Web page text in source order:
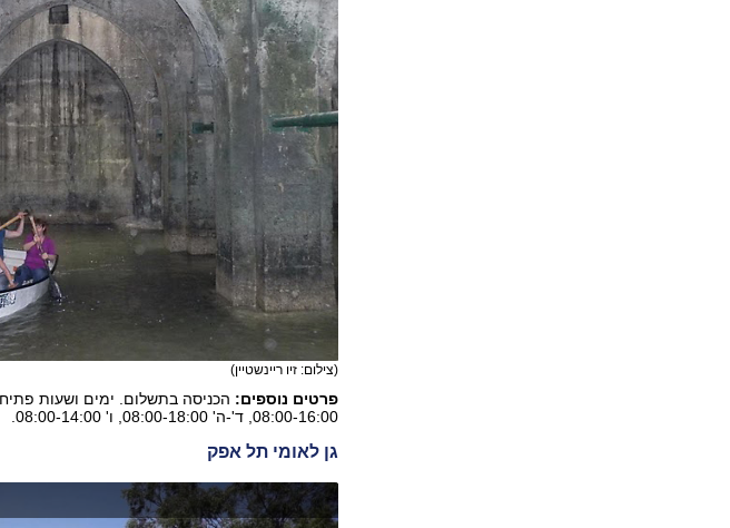
(צילום: זיו ריינשטיין)
פרטים נוספים: הכניסה בתשלום. ימים ושעות
08:00-16:00, ד'-ה' 08:00-18:00, ו' 08:00-14:00.
גן לאומי תל אפק